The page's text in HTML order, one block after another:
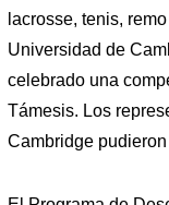
lacrosse, tenis,
Universidad de
celebrado una
Támesis. Los
Cambridge